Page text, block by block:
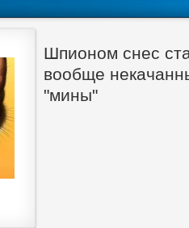
Шпионом снес
вообще
"мины"